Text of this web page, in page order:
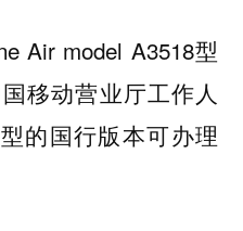
Air model A3518型
移动营业厅工作人
的国行版本可办理